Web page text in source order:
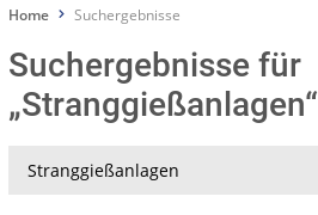
Home Suchergebnisse
Suchergebnisse für
„Stranggießanlagen“